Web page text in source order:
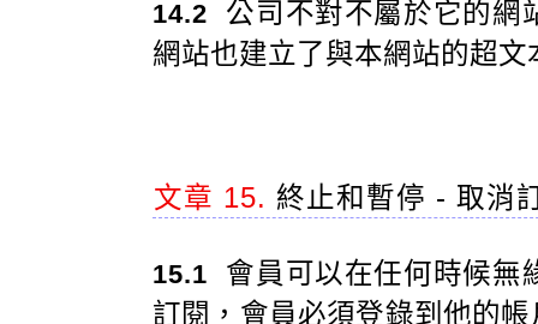
14.2 公司不對不屬於它的網
網站也建立了與本網站的超文
文章 15. 終止和暫停 - 取消
15.1 會員可以在任何時候無
訂閱，會員必須登錄到他的帳